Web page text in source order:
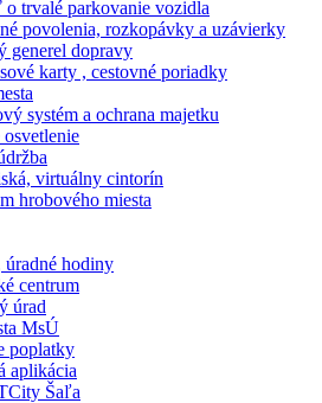
o trvalé parkovanie vozidla
povolenia, rozkopávky a uzávierky
generel dopravy
karty , cestovné poriadky
systém a ochrana majetku
osvetlenie
virtuálny cintorín
hrobového miesta
úradné hodiny
centrum
úrad
MsÚ
poplatky
aplikácia
Šaľa